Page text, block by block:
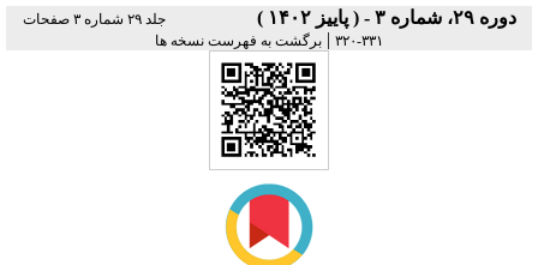
دوره ۲۹، شماره ۳ - ( پاییز ۱۴۰۲ )
جلد ۲۹ شماره ۳ صفحات
۳۳۱-۳۲۰
| برگشت به فهرست نسخه ها